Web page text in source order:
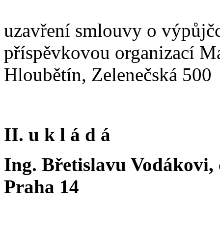
uzavření smlouvy o
příspěvkovou organizací
Hloubětín, Zelenečská 500
II. u k l á d á
Ing. Břetislavu Vodákovi,
Praha 14